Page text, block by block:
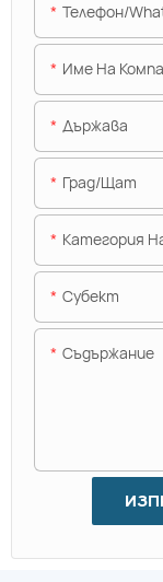
Телефон/
Име На
Държава
Град/щат
Категория
Субект
Съдържание